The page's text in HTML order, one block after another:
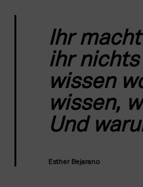
Ihr
ihr
wissen
wissen,
Und
Esther Bejarano